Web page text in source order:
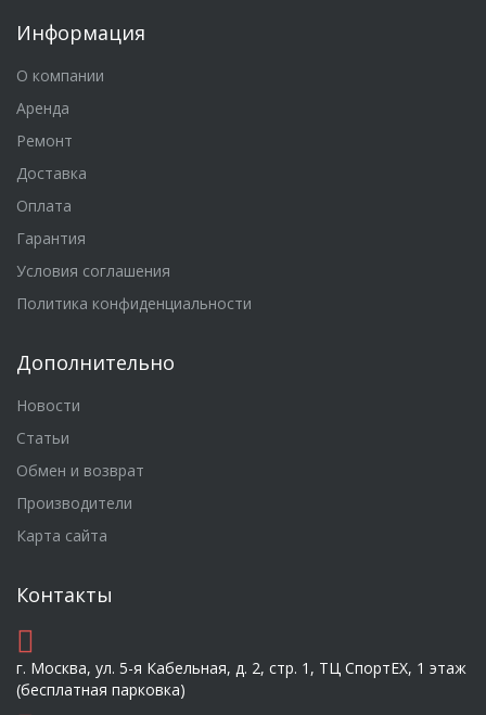
Информация
О компании
Аренда
Ремонт
Доставка
Оплата
Гарантия
Условия соглашения
Политика конфиденциальности
Дополнительно
Новости
Статьи
Обмен и возврат
Производители
Карта сайта
Контакты
г. Москва, ул. 5-я Кабельная, д. 2, стр. 1, ТЦ СпортEX, 1 этаж
(бесплатная парковка)